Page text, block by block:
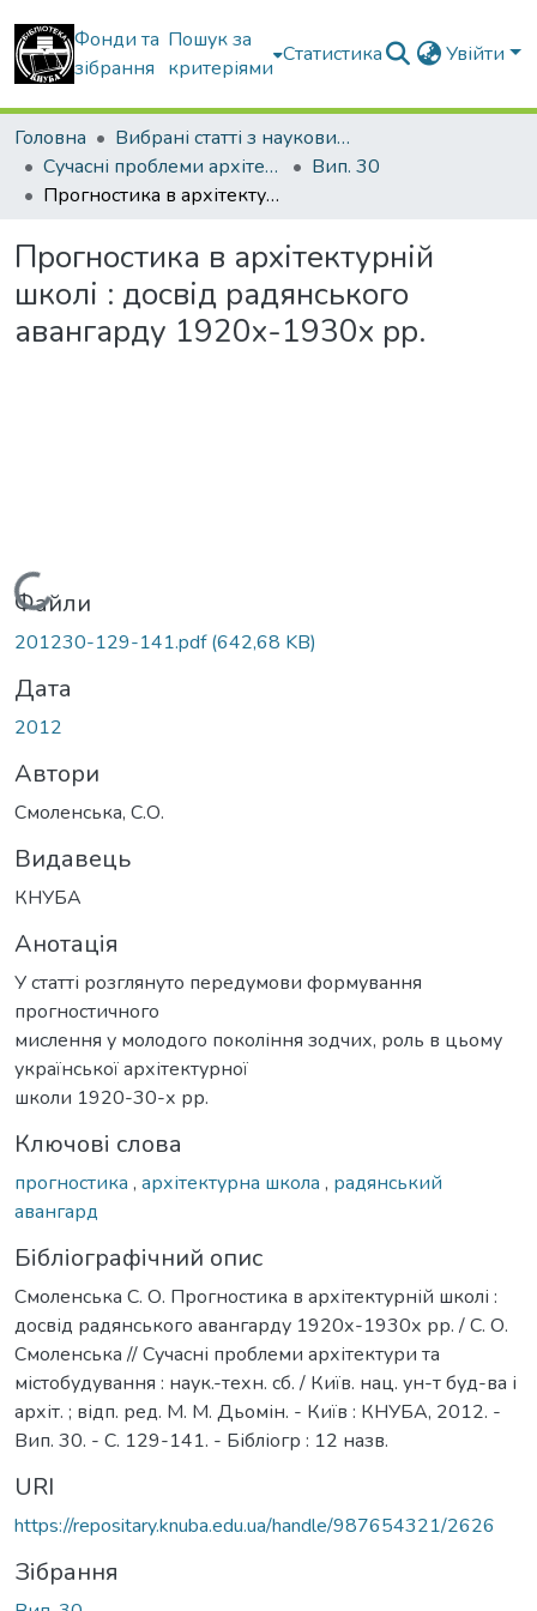
Фонди та
зібрання
Пошук за
критеріями
Статистика Увійти
Головна
Вибрані статті з наукових збірників КНУБА
Сучасні проблеми архітектури та містобудування
Вип. 30
Прогностика в архітектурній школі : досвід радянського авангарду 1920х-1930х рр.
Прогностика в архітектурній
школі : досвід радянського
авангарду 1920х-1930х рр.
Вантажиться...
Файли
201230-129-141.pdf(642,68 KB)
Дата
2012
Автори
Смоленська, С.О.
Видавець
КНУБА
Анотація
У статті розглянуто передумови формування
прогностичного
мислення у молодого покоління зодчих, роль в цьому
української архітектурної
школи 1920-30-х рр.
Ключові слова
прогностика , архітектурна школа , радянський
авангард
Бібліографічний опис
Смоленська С. О. Прогностика в архітектурній школі :
досвід радянського авангарду 1920х-1930х рр. / С. О.
Смоленська // Сучасні проблеми архітектури та
містобудування : наук.-техн. сб. / Київ. нац. ун-т буд-ва і
архіт. ; відп. ред. М. М. Дьомін. - Київ : КНУБА, 2012. -
Вип. 30. - С. 129-141. - Бібліогр : 12 назв.
URI
https://repositary.knuba.edu.ua/handle/987654321/2626
Зібрання